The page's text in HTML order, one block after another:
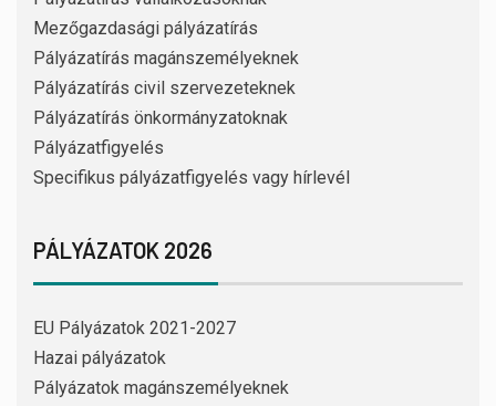
Mezőgazdasági pályázatírás
Pályázatírás magánszemélyeknek
Pályázatírás civil szervezeteknek
Pályázatírás önkormányzatoknak
Pályázatfigyelés
Specifikus pályázatfigyelés vagy hírlevél
PÁLYÁZATOK 2026
EU Pályázatok 2021-2027
Hazai pályázatok
Pályázatok magánszemélyeknek